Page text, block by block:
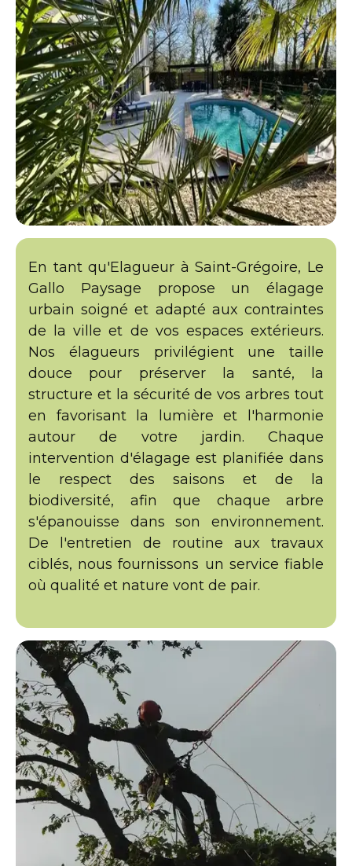
En tant qu'Elagueur à Saint-Grégoire, Le
Gallo Paysage propose un élagage
urbain soigné et adapté aux contraintes
de la ville et de vos espaces extérieurs.
Nos élagueurs privilégient une taille
douce pour préserver la santé, la
structure et la sécurité de vos arbres tout
en favorisant la lumière et l'harmonie
autour de votre jardin. Chaque
intervention d'élagage est planifiée dans
le respect des saisons et de la
biodiversité, afin que chaque arbre
s'épanouisse dans son environnement.
De l'entretien de routine aux travaux
ciblés, nous fournissons un service fiable
où qualité et nature vont de pair.